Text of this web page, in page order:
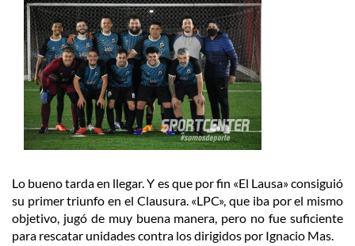
Lo bueno tarda en llegar. Y es que por fin «El Lausa» consiguió
su primer triunfo en el Clausura. «LPC», que iba por el mismo
objetivo, jugó de muy buena manera, pero no fue suficiente
para rescatar unidades contra los dirigidos por Ignacio Mas.